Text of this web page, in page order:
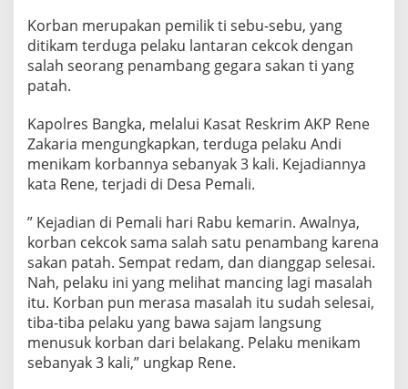
n
a
r
l
a
k
a
g
Korban merupakan pemilik ti sebu-sebu, yang
ditikam terduga pelaku lantaran cekcok dengan
salah seorang penambang gegara sakan ti yang
patah.
Kapolres Bangka, melalui Kasat Reskrim AKP Rene
Zakaria mengungkapkan, terduga pelaku Andi
menikam korbannya sebanyak 3 kali. Kejadiannya
kata Rene, terjadi di Desa Pemali.
” Kejadian di Pemali hari Rabu kemarin. Awalnya,
korban cekcok sama salah satu penambang karena
sakan patah. Sempat redam, dan dianggap selesai.
Nah, pelaku ini yang melihat mancing lagi masalah
itu. Korban pun merasa masalah itu sudah selesai,
tiba-tiba pelaku yang bawa sajam langsung
menusuk korban dari belakang. Pelaku menikam
sebanyak 3 kali,” ungkap Rene.